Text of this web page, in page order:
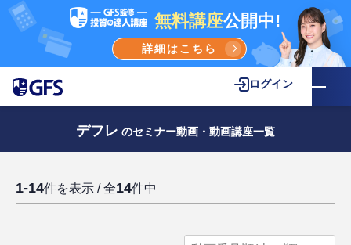
無料講座公開中!
詳細はこちら
ログイン
デフレ のセミナー動画・動画講座一覧
1-14件を表示 / 全14件中